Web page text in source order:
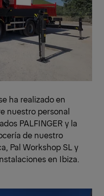
ha realizado en
nuestro personal
PALFINGER y la
de nuestro
Pal Workshop SL y
en Ibiza.